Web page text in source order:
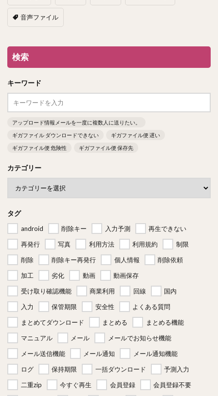
音声ファイル
検索
キーワード
アップロード情報メールを一度に複数人に送りたい。
ギガファイル ダウンロードできない
ギガファイル便 遅い
ギガファイル便 危険性
ギガファイル便 保存先
カテゴリー
タグ
android 削除キー 入力予測
再生できない
再発行
写真 利用方法 利用規約
制限
削除
削除キー再発行 個人情報
削除依頼
加工
劣化 動画
動画保存
受け取り確認機能
商業利用 回線
国内
入力
保管期限 安全性
よくある質問
まとめてダウンロード
まとめる
まとめる機能
マニュアル
メール
メールでお知らせ機能
メール送信機能
メール通知
メール通知機能
ログ
保持期限 一括ダウンロード
予測入力
二重zip
今すぐ再生 会員登録
会員登録不要